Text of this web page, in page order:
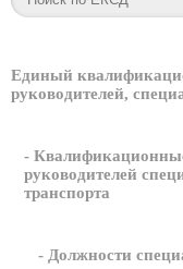
Единый
руководителей,
-
руководителей
транспорта
- Должности